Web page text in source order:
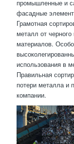
промышленные и
фасадные
Грамотная
металл от черного
материалов.
использования в
Правильная
потери металла и
компании.